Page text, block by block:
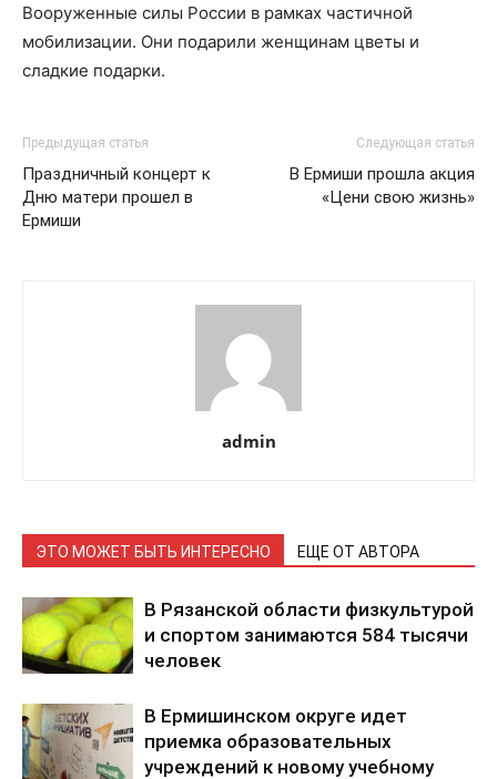
Вооруженные силы России в рамках частичной
мобилизации. Они подарили женщинам цветы и
сладкие подарки.
Предыдущая статья
Праздничный концерт к
Дню матери прошел в
Ермиши
Следующая статья
В Ермиши прошла акция
«Цени свою жизнь»
admin
ЭТО МОЖЕТ БЫТЬ ИНТЕРЕСНО ЕЩЕ ОТ АВТОРА
В Рязанской области физкультурой
и спортом занимаются 584 тысячи
человек
В Ермишинском округе идет
приемка образовательных
учреждений к новому учебному